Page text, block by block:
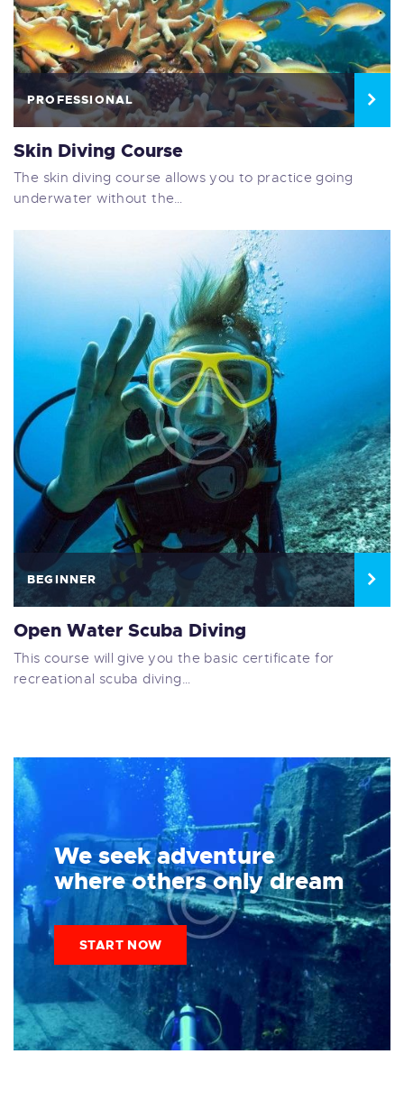
PROFESSIONAL
Skin Diving Course
The skin diving course allows you to practice going
underwater without the…
BEGINNER
Open Water Scuba Diving
This course will give you the basic certificate for
recreational scuba diving…
We seek adventure
where others onlydream
START NOW